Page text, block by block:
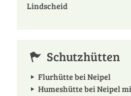
Lindscheid
Schutzhütten
Flurhütte bei Neipel
Humeshütte bei Neipel